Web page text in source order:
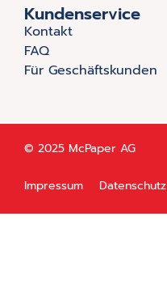
Kundenservice
Kontakt
FAQ
Für Geschäftskunden
© 2025 McPaper AG
Impressum Datenschutz